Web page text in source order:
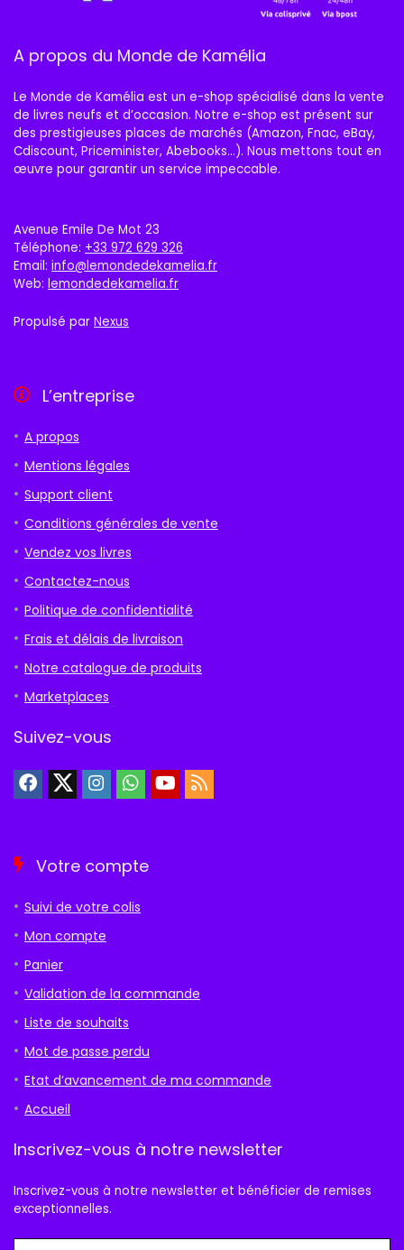
A propos du Monde de Kamélia
Le Monde de Kamélia est un e-shop spécialisé dans la vente
de livres neufs et d’occasion. Notre e-shop est présent sur
des prestigieuses places de marchés (Amazon, Fnac, eBay,
Cdiscount, Priceminister, Abebooks…). Nous mettons tout en
œuvre pour garantir un service impeccable.
Avenue Emile De Mot 23
Téléphone: +33 972 629 326
Email: info@lemondedekamelia.fr
Web: lemondedekamelia.fr
Propulsé par Nexus
L’entreprise
A propos
Mentions légales
Support client
Conditions générales de vente
Vendez vos livres
Contactez-nous
Politique de confidentialité
Frais et délais de livraison
Notre catalogue de produits
Marketplaces
Suivez-vous
Votre compte
Suivi de votre colis
Mon compte
Panier
Validation de la commande
Liste de souhaits
Mot de passe perdu
Etat d’avancement de ma commande
Accueil
Inscrivez-vous à notre newsletter
Inscrivez-vous à notre newsletter et bénéficier de remises
exceptionnelles.